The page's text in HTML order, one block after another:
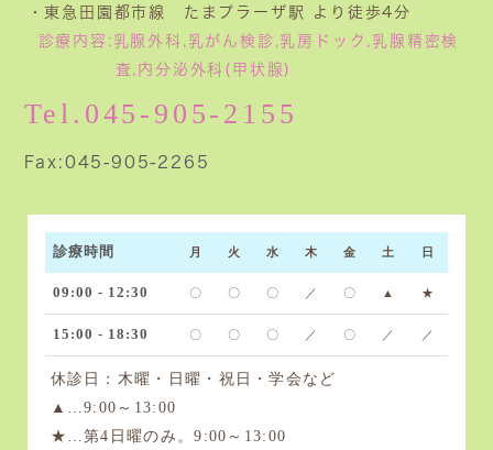
・東急田園都市線 たまプラーザ駅 より徒歩4分
診療内容: 乳腺外科,乳がん検診,乳房ドック,乳腺精密検
査, 内分泌外科(甲状腺)
Tel.045-905-2155
Fax:045-905-2265
診療時間 月 火 水 木 金 土 日
09:00 - 12:30 〇 〇 〇 ／ 〇 ▲ ★
15:00 - 18:30 〇 〇 〇 ／ 〇 ／ ／
休診日： 木曜・日曜・祝日・学会など
▲…9:00～13:00
★…第4日曜のみ。9:00～13:00